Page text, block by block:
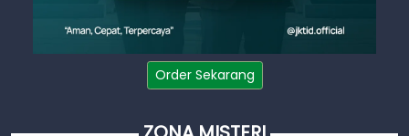
Order Sekarang